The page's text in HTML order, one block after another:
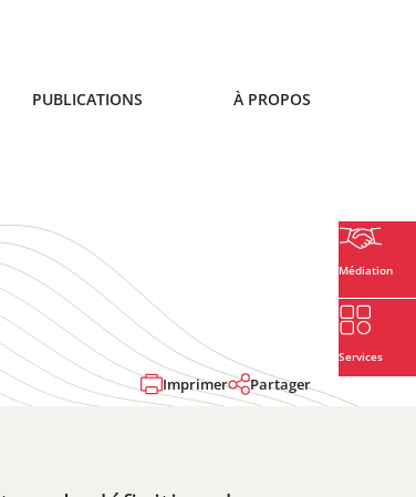
PUBLICATIONS À PROPOS
Médiation
Services
Imprimer Partager